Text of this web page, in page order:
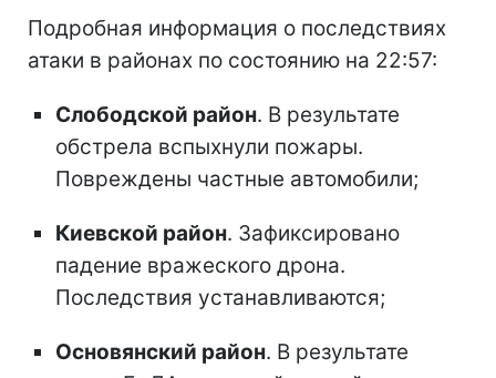
Подробная информация о последствиях
атаки в районах по состоянию на 22:57:
Слободской район. В результате
обстрела вспыхнули пожары.
Повреждены частные автомобили;
Киевской район. Зафиксировано
падение вражеского дрона.
Последствия устанавливаются;
Основянский район. В результате